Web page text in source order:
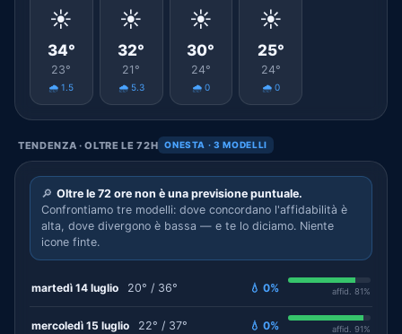
☀️
34°
23°
🌧️ 1.5
☀️
32°
21°
🌧️ 5.3
☀️
30°
24°
🌧️ 0
☀️
25°
24°
🌧️ 0
TENDENZA · OLTRE LE 72H ONESTA · 3 MODELLI
🔎 Oltre le 72 ore non è una previsione puntuale.
Confrontiamo tre modelli: dove concordano l'affidabilità è
alta, dove divergono è bassa — e te lo diciamo. Niente
icone finte.
martedì 14 luglio 20° / 36° 💧 0% affid. 81%
mercoledì 15 luglio 22° / 37° 💧 0% affid. 91%